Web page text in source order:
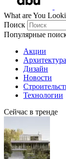
What are You
Поиск
Популярные
Акции
Архитектура
Дизайн
Новости
Технологии
Сейчас в тренде